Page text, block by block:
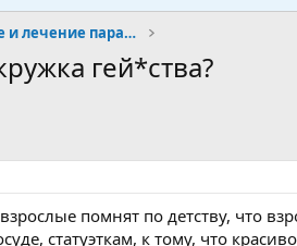
Изучение, преодоление и лечение парафилий
гей*ства?
помнят по детству, что
статуэткам, к тому, что